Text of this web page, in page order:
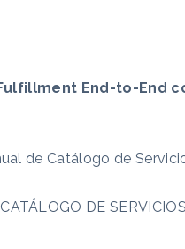
End-to-End
de Catálogo de
DE